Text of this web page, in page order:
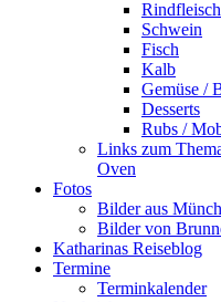
Rindfleisch
Schwein
Fisch
Kalb
Gemüse /
Desserts
Rubs /
Links zum
Oven
Fotos
Bilder aus
Bilder von
Katharinas Reiseblog
Termine
Terminkalender